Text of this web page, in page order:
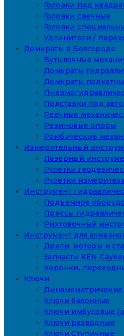
Головки под
Головки свечные
Головки
Удлинители /
Домкраты в Белгороде
Бутылочные
Домкраты
Домкраты
Подставки под
Реечные
Резиновые опоры
Ромбические
Измерительный
Лазерный
Рулетки
Рулетки
Инструмент
Подъемное
Прессы
Рихтовочный
Инструмент для
Дрели, моторы и
Запчасти KEN
Коронки,
Ключи
Динамометричекие
Ключи балонные
Ключи имбусовые
Ключи разводные
Ключи Ступичные